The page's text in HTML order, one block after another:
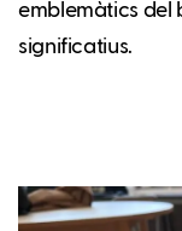
emblemàtics del
significatius.